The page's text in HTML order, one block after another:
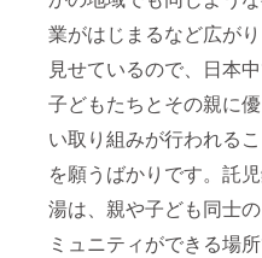
業がはじまるなど広が
見せているので、日本
子どもたちとその親に
い取り組みが行われる
を願うばかりです。託
湯は、親や子ども同士
ミュニティができる場